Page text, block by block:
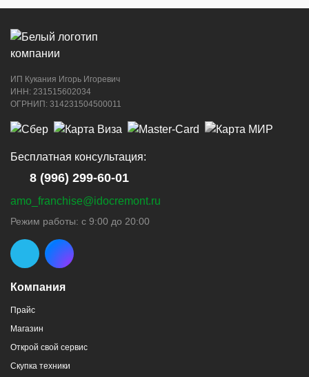
ИП Кукания Игорь Игоревич
ИНН: 231515602034
ОГРНИП: 314231504500011
Компания
Прайс
Магазин
Открой свой сервис
Скупка техники
Бесплатная консультация:
8 (996) 299-60-01
amo_franchise@idocremont.ru
Режим работы: с 9:00 до 20:00